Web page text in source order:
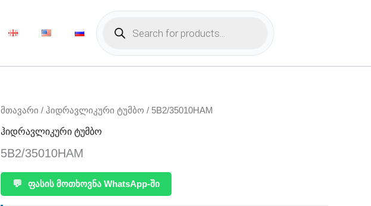
Products
search
მთავარი / ჰიდრავლიკური ტუმბო / 5B2/35010HAM
ჰიდრავლიკური ტუმბო
5B2/35010HAM
💬 ფასის მოთხოვნა WhatsApp-ში